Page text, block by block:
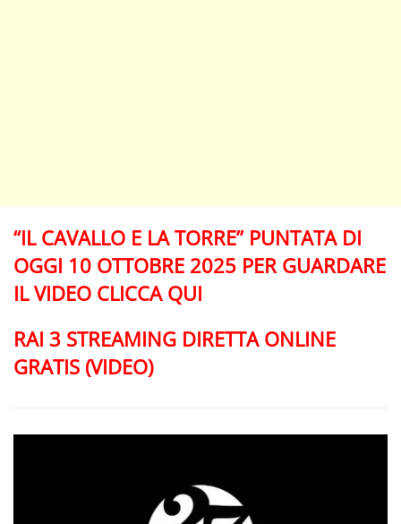
“IL CAVALLO E LA TORRE” PUNTATA DI
OGGI 10 OTTOBRE 2025 PER GUARDARE
IL VIDEO CLICCA QUI
RAI 3 STREAMING DIRETTA ONLINE
GRATIS (VIDEO)